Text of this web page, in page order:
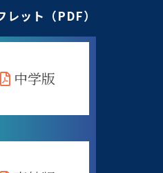
ット（PDF）
中学版